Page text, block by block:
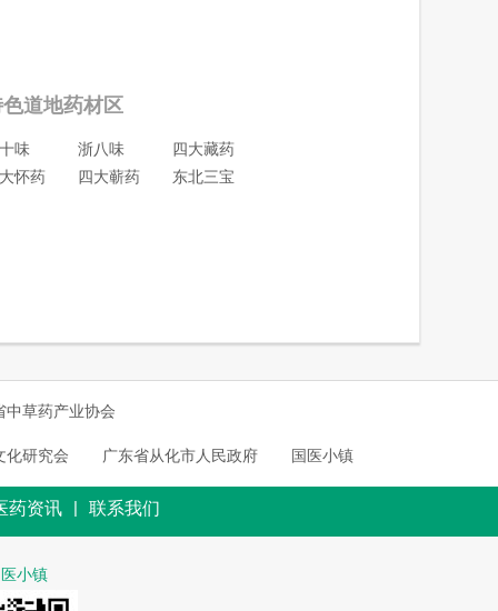
道地药材区
味 浙八味
四大藏药
怀药
四大蕲药 东北三宝
中草药产业协会
化研究会 广东省从化市人民政府 国医小镇
药资讯 | 联系我们
小镇